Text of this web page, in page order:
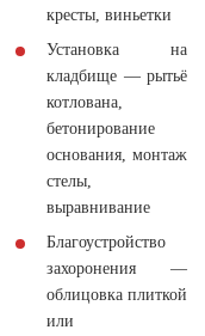
кресты, виньетки
Установка на
кладбище — рытьё
котлована,
бетонирование
основания, монтаж
стелы,
выравнивание
Благоустройство
захоронения —
облицовка плиткой
или